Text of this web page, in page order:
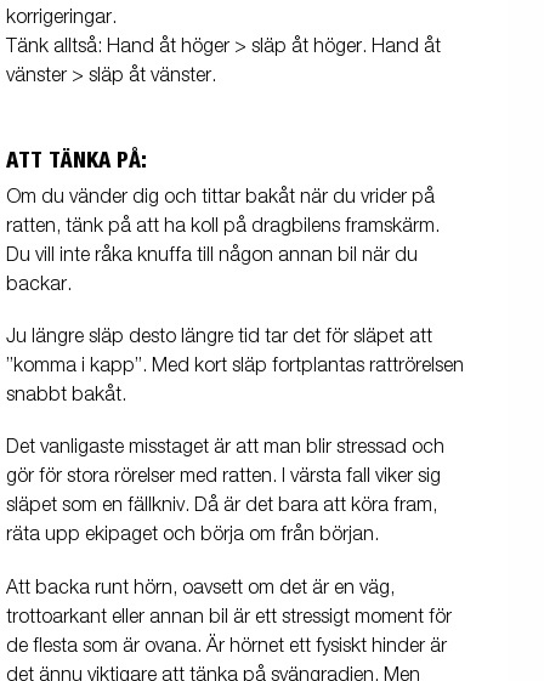
korrigeringar.
Tänk alltså: Hand åt höger > släp åt höger. Hand åt
vänster > släp åt vänster.
ATT TÄNKA PÅ:
Om du vänder dig och tittar bakåt när du vrider på
ratten, tänk på att ha koll på dragbilens framskärm.
Du vill inte råka knuffa till någon annan bil när du
backar.
Ju längre släp desto längre tid tar det för släpet att
”komma i kapp”. Med kort släp fortplantas rattrörelsen
snabbt bakåt.
Det vanligaste misstaget är att man blir stressad och
gör för stora rörelser med ratten. I värsta fall viker sig
släpet som en fällkniv. Då är det bara att köra fram,
räta upp ekipaget och börja om från början.
Att backa runt hörn, oavsett om det är en väg,
trottoarkant eller annan bil är ett stressigt moment för
de flesta som är ovana. Är hörnet ett fysiskt hinder är
det ännu viktigare att tänka på svängradien. Men